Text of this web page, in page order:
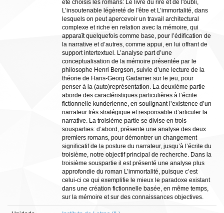
été choisis les romans: Le livre du rire et de l'oubli,
L’insoutenable légèreté de l'être et L’immortalité, dans
lesquels on peut apercevoir un travail architectural
complexe et riche en relation avec la mémoire, qui
apparaît quelquefois comme base, pour l’édification de
la narrative et d’autres, comme appui, en lui offrant de
support intertextuel. L’analyse part d’une
conceptualisation de la mémoire présentée par le
philosophe Henri Bergson, suivie d’une lecture de la
théorie de Hans-Georg Gadamer sur le jeu, pour
penser à la (auto)représentation. La deuxième partie
aborde des caractéristiques particulières à l’écrite
fictionnelle kunderienne, en soulignant l’existence d’un
narrateur très stratégique et responsable d’articuler la
narrative. La troisième partie se divise en trois
sousparties: d’abord, présente une analyse des deux
premiers romans, pour démontrer un changement
significatif de la posture du narrateur, jusqu’à l’écrite du
troisième, notre objectif principal de recherche. Dans la
troisième souspartie il est présenté une analyse plus
approfondie du roman L’immortalité, puisque c’est
celui-ci ce qui exemplifie le mieux le paradoxe existant
dans une création fictionnelle basée, en même temps,
sur la mémoire et sur des connaissances objectives.